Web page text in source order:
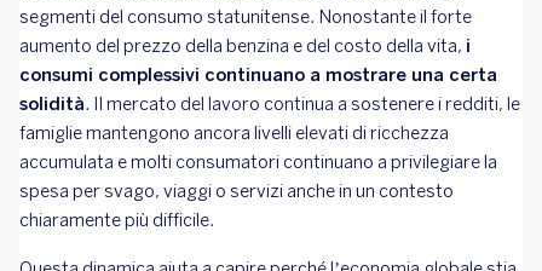
segmenti del consumo statunitense. Nonostante il forte
aumento del prezzo della benzina e del costo della vita, i
consumi complessivi continuano a mostrare una certa
solidità. Il mercato del lavoro continua a sostenere i redditi, le
famiglie mantengono ancora livelli elevati di ricchezza
accumulata e molti consumatori continuano a privilegiare la
spesa per svago, viaggi o servizi anche in un contesto
chiaramente più difficile.